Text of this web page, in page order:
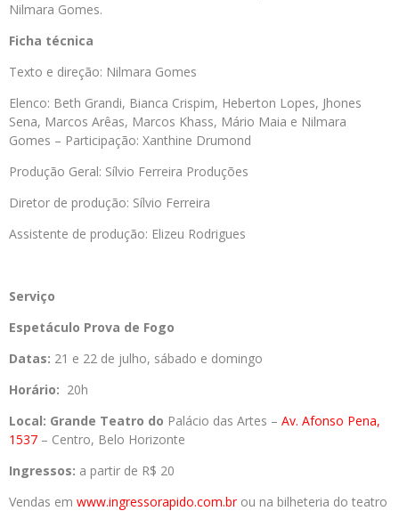
Nilmara Gomes.
Ficha técnica
Texto e direção: Nilmara Gomes
Elenco: Beth Grandi, Bianca Crispim, Heberton Lopes, Jhones
Sena, Marcos Arêas, Marcos Khass, Mário Maia e Nilmara
Gomes – Participação: Xanthine Drumond
Produção Geral: Sílvio Ferreira Produções
Diretor de produção: Sílvio Ferreira
Assistente de produção: Elizeu Rodrigues
Serviço
Espetáculo Prova de Fogo
Datas: 21 e 22 de julho, sábado e domingo
Horário: 20h
Local: Grande Teatro do Palácio das Artes – Av. Afonso Pena,
1537 – Centro, Belo Horizonte
Ingressos: a partir de R$ 20
Vendas em www.ingressorapido.com.brou na bilheteria do teatro